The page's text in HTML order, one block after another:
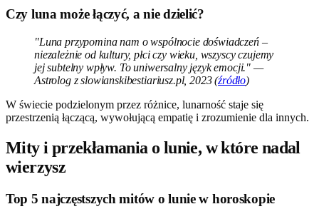
Czy luna może łączyć, a nie dzielić?
"Luna przypomina nam o wspólnocie doświadczeń –
niezależnie od kultury, płci czy wieku, wszyscy czujemy
jej subtelny wpływ. To uniwersalny język emocji." —
Astrolog z slowianskibestiariusz.pl, 2023 (źródło)
W świecie podzielonym przez różnice, lunarność staje się
przestrzenią łączącą, wywołującą empatię i zrozumienie dla innych.
Mity i przekłamania o lunie, w które nadal
wierzysz
Top 5 najczęstszych mitów o lunie w horoskopie